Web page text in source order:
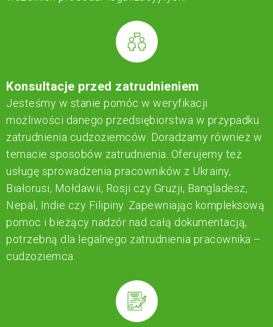
Konsultacje przed zatrudnieniem
Jesteśmy w stanie pomóс w weryfikacji
możliwości danego przedsiębiorstwa w przypadku
zatrudnienia cudzoziemców. Doradzamy również w
temacie sposobów zatrudnienia. Oferujemy też
usługę sprowadzenia pracowników z Ukrainy,
Białorusi, Mołdawii, Rosji czy Gruzji, Bangladesz,
Nepal, Indie czy Filipiny. Zapewniając kompleksową
pomoc i bieżący nadzór nad całą dokumentacją,
potrzebną dla legalnego zatrudnienia pracownika –
cudzoziemca.